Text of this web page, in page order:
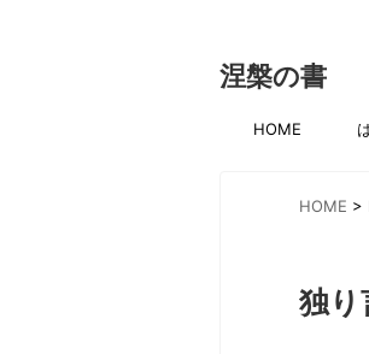
涅槃の書
HOME
HOME >
独り